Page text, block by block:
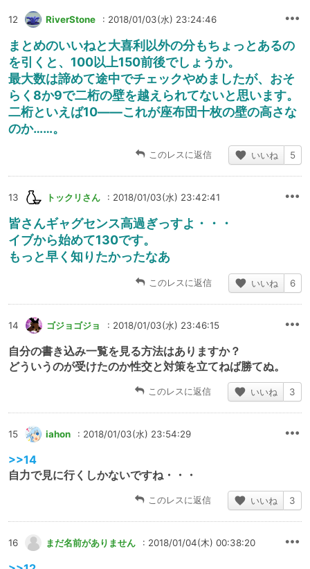
12 RiverStone : 2018/01/03(水) 23:24:46
まとめのいいねと大喜利以外の分もちょっとあるの
を引くと、100以上150前後でしょうか。
最大数は諦めて途中でチェックやめましたが、おそ
らく8か9で二桁の壁を越えられてないと思います。
二桁といえば10――これが座布団十枚の壁の高さな
のか……。
このレスに返信 いいね 5
13 トックリさん : 2018/01/03(水) 23:42:41
皆さんギャグセンス高過ぎっすよ・・・
イブから始めて130です。
もっと早く知りたかったなあ
このレスに返信 いいね 6
14 ゴジョゴジョ : 2018/01/03(水) 23:46:15
自分の書き込み一覧を見る方法はありますか？
どういうのが受けたのか性交と対策を立てねば勝てぬ。
このレスに返信 いいね 3
15 iahon : 2018/01/03(水) 23:54:29
>>14
自力で見に行くしかないですね・・・
このレスに返信 いいね 3
16 まだ名前がありません : 2018/01/04(木) 00:38:20